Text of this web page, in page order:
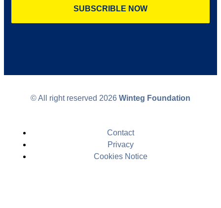
SUBSCRIBLE NOW
© All right reserved 2026 Winteg Foundation
Contact
Privacy
Cookies Notice